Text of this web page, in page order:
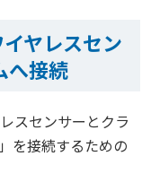
ヤレスセン
接続
スセンサーとクラ
を接続するための